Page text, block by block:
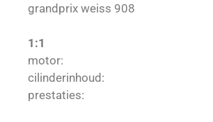
grandprix weiss 908
1:1
motor:
cilinderinhoud:
prestaties: